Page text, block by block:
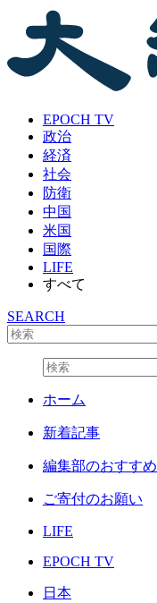
EPOCH TV
政治
経済
社会
防衛
中国
米国
国際
LIFE
すべて
SEARCH
ホーム
新着記事
編集部のおすすめ
ご寄付のお願い
LIFE
EPOCH TV
日本